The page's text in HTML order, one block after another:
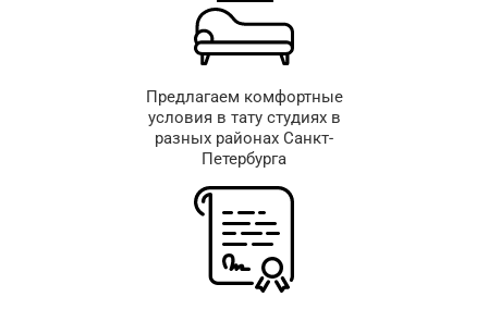
Предлагаем комфортные
условия в тату студиях в
разных районах Санкт-
Петербурга